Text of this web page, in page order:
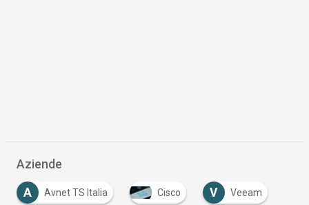
Aziende
A Avnet TS Italia Cisco V Veeam